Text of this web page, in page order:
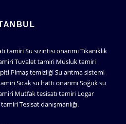
Su sızıntısı onarımı Tıkanıklık
Tuvalet tamiri Musluk tamiri
Pimaş temizliği Su arıtma sistemi
Sıcak su hattı onarımı Soğuk su
Mutfak tesisatı tamiri Logar
Tesisat danışmanlığı.